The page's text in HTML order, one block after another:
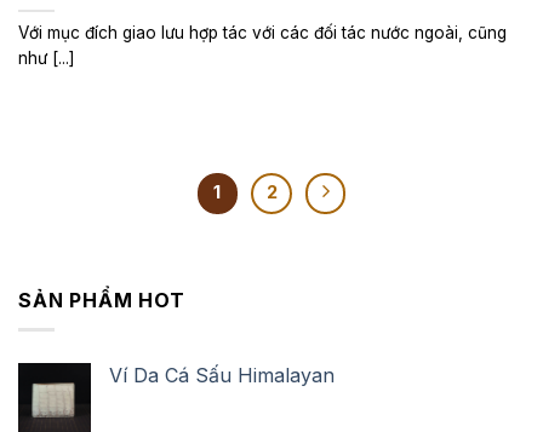
Với mục đích giao lưu hợp tác với các đối tác nước ngoài, cũng
như [...]
1 2
SẢN PHẨM HOT
Ví Da Cá Sấu Himalayan